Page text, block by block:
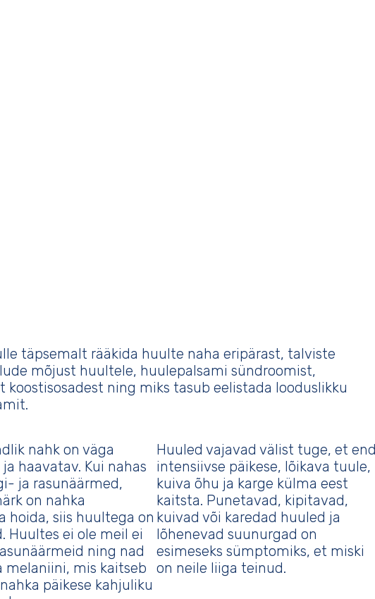
täpsemalt rääkida huulte naha eripärast, talviste
mõjust huultele, huulepalsami sündroomist,
koostisosadest ning miks tasub eelistada looduslikku
nahk on väga
haavatav. Kui nahas
ja rasunäärmed,
on nahka
hoida, siis huultega on
Huultes ei ole meil ei
ning nad
melaniini, mis kaitseb
päikese kahjuliku
Huuled vajavad välist tuge, et end
intensiivse päikese, lõikava tuule,
kuiva õhu ja karge külma eest
kaitsta. Punetavad, kipitavad,
kuivad või karedad huuled ja
lõhenevad suunurgad on
esimeseks sümptomiks, et miski
on neile liiga teinud.